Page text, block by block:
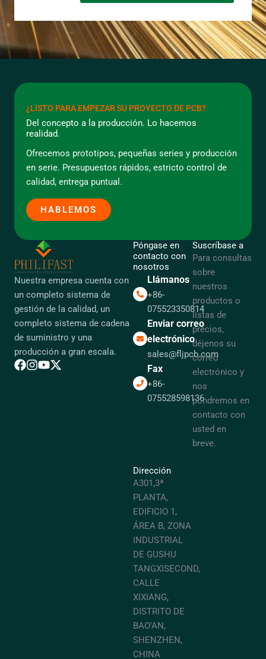
¿LISTO PARA EMPEZAR SU PROYECTO DE PCB?
Del concepto a la producción. Lo hacemos
realidad.
Ofrecemos prototipos, pequeñas series y producción
en serie. Presupuestos rápidos, estricto control de
calidad, entrega puntual.
HABLEMOS
Nuestra empresa cuenta con
un completo sistema de
gestión de la calidad, un
completo sistema de cadena
de suministro y una
producción a gran escala.
Póngase en
contacto con
nosotros
Llámanos
+86-
075523350814
Enviar correo
electrónico
sales@fljpcb.com
Fax
+86-
075528598136
Suscríbase a
Para consultas
sobre
nuestros
productos o
listas de
precios,
déjenos su
correo
electrónico y
nos
pondremos en
contacto con
usted en
breve.
Dirección
A301,3ª
PLANTA,
EDIFICIO 1,
ÁREA B, ZONA
INDUSTRIAL
DE GUSHU
TANGXISECOND,
CALLE
XIXIANG,
DISTRITO DE
BAO'AN,
SHENZHEN,
CHINA